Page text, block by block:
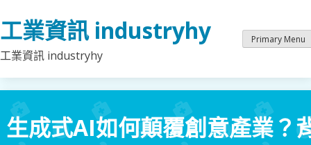
to
content
工業資訊 industryhy
工業資訊 industryhy
Primary Menu
生成式AI如何顛覆創意產業？